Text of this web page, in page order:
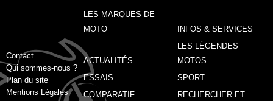
Contact
Qui sommes-nous ?
Plan du site
Mentions Légales
LES MARQUES DE
MOTO
INFOS & SERVICES
ACTUALITÉS
LES LÉGENDES
MOTOS
ESSAIS
SPORT
COMPARATIF
RECHERCHER ET